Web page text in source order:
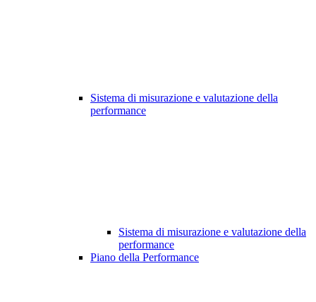
Sistema di misurazione e valutazione della
performance
Sistema di misurazione e valutazione della
performance
Piano della Performance